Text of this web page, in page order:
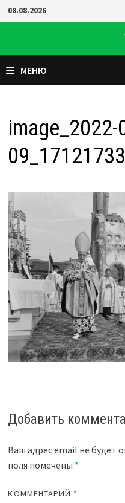
Перейти
к
08.08.2026
МЕНЮ
image_2022-
Добавить
Ваш адрес email не будет
поля помечены *
КОММЕНТАРИЙ *